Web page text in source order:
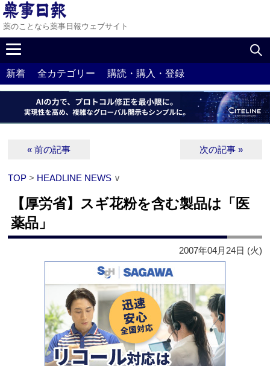
薬のことなら薬事日報ウェブサイト
新着 全カテゴリー 購読・購入・登録
« 前の記事 次の記事 »
TOP > HEADLINE NEWS ∨
【厚労省】スギ花粉を含む製品は「医
薬品」
2007年04月24日 (火)